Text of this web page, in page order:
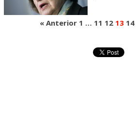
« Anterior 1 … 11 12 13 14